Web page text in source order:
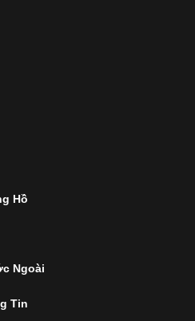
Hồ
Ngoài
Tin